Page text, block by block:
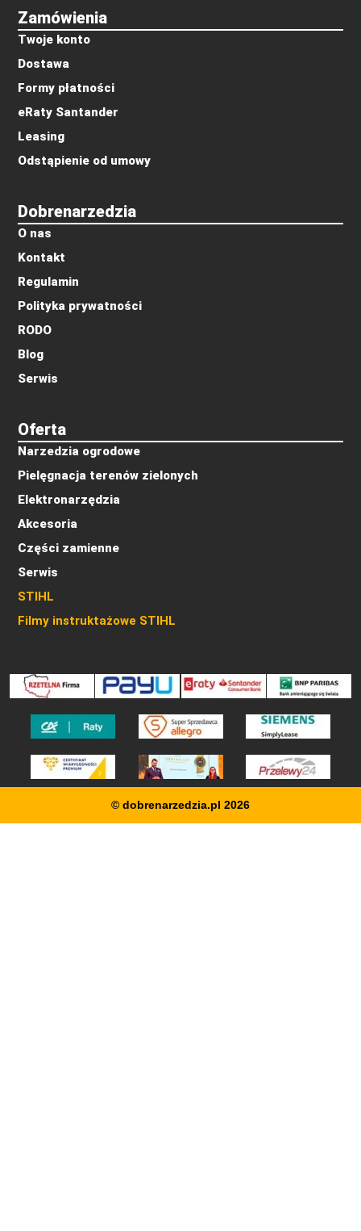
Oferta
Narzedzia ogrodowe
Pielęgnacja terenów zielonych
Elektronarzędzia
Akcesoria
Części zamienne
Serwis
STIHL
Filmy instruktażowe STIHL
Dobrenarzedzia
O nas
Kontakt
Regulamin
Polityka prywatności
RODO
Blog
Serwis
Zamówienia
Twoje konto
Dostawa
Formy płatności
eRaty Santander
Leasing
Odstąpienie od umowy
© dobrenarzedzia.pl 2026